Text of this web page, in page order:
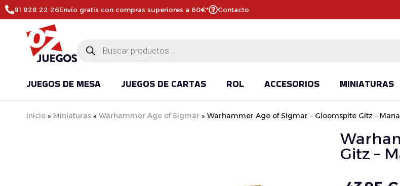
91 928 22 26Envío gratis con compras superiores a 60€* Contacto
JUEGOS DE MESA JUEGOS DE CARTAS ROL ACCESORIOS MINIATURAS
Inicio » Miniaturas » Warhammer Age of Sigmar » Warhammer Age of Sigmar – Gloomspite Gitz –
Gitz –